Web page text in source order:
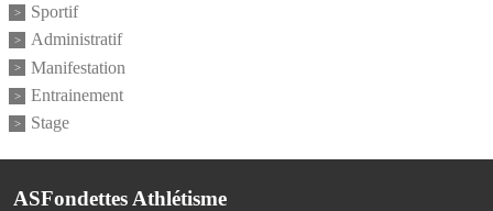
Sportif
Administratif
Manifestation
Entrainement
Stage
ASFondettes Athlétisme